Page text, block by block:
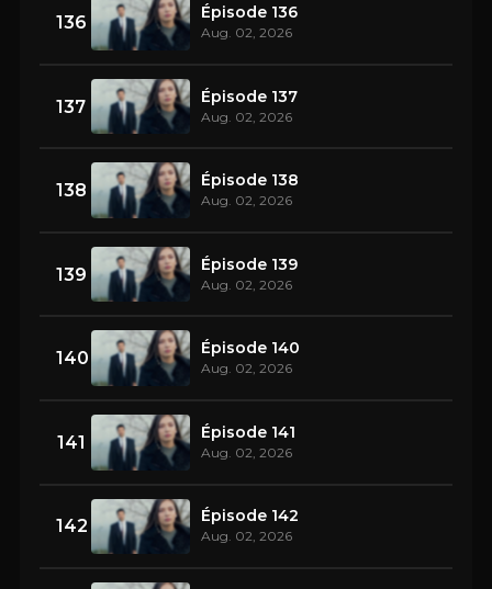
136 Épisode 136
Aug. 02, 2026
137 Épisode 137
Aug. 02, 2026
138 Épisode 138
Aug. 02, 2026
139 Épisode 139
Aug. 02, 2026
140 Épisode 140
Aug. 02, 2026
141 Épisode 141
Aug. 02, 2026
142 Épisode 142
Aug. 02, 2026